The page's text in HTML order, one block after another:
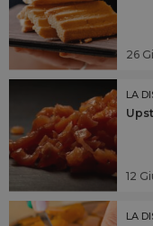
26
LA
12
LA